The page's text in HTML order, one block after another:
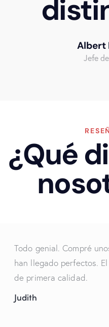
Albert
Jefe
¿Qué
Todo genial. Compré
han llegado perfectos.
de primera calidad.
Judith